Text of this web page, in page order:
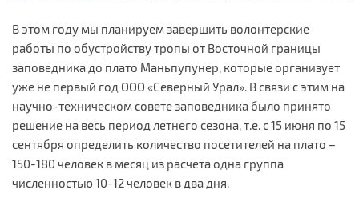
В этом году мы планируем завершить волонтерские
работы по обустройству тропы от Восточной границы
заповедника до плато Маньпупунер, которые организует
уже не первый год ООО «Северный Урал». В связи с этим на
научно-техническом совете заповедника было принято
решение на весь период летнего сезона, т.е. с 15 июня по 15
сентября определить количество посетителей на плато –
150-180 человек в месяц из расчета одна группа
численностью 10-12 человек в два дня.